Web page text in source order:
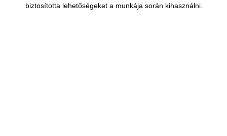
biztosította lehetőségeket a munkája során kihasználni.